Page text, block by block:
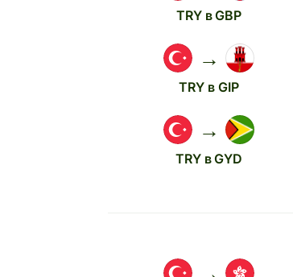
TRY в GBP
→
TRY в GIP
→
TRY в GYD